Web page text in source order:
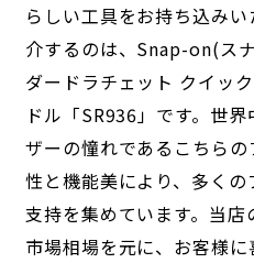
らしい工具をお持ち込み
介するのは、Snap-on(ス
ダードラチェット クイッ
ドル「SR936」です。世
ザーの憧れであるこちら
性と機能美により、多く
支持を集めています。当
市場相場を元に、お客様